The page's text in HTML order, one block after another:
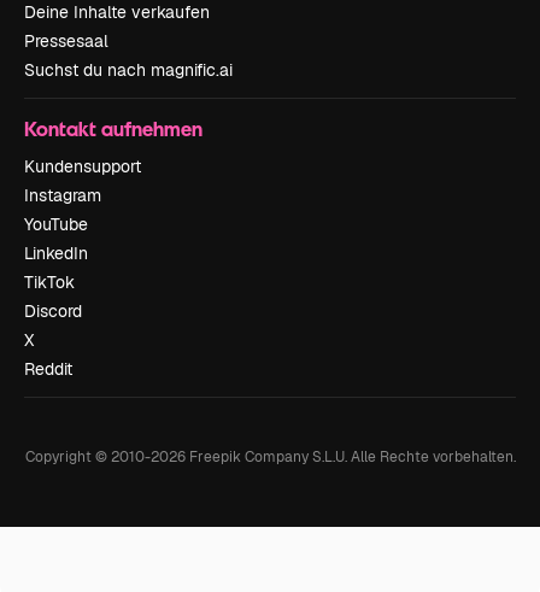
Deine Inhalte verkaufen
Pressesaal
Suchst du nach magnific.ai
Kontakt aufnehmen
Kundensupport
Instagram
YouTube
LinkedIn
TikTok
Discord
X
Reddit
Copyright © 2010-2026Freepik Company S.L.U. Alle Rechte vorbehalten.